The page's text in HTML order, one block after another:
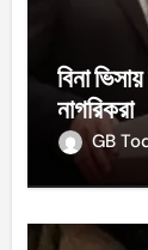
বিনা
নাগরিকরা
GB